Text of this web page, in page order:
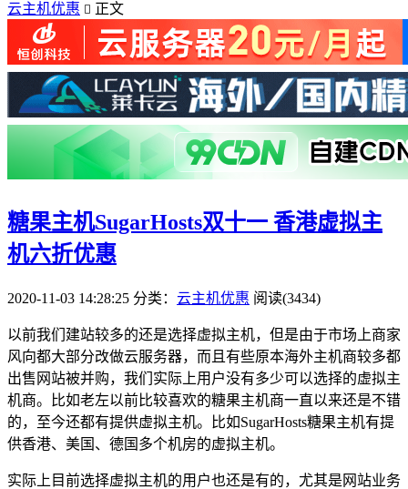
云主机优惠  正文
糖果主机SugarHosts双十一 香港虚拟主
机六折优惠
2020-11-03 14:28:25 分类： 云主机优惠 阅读(3434)
以前我们建站较多的还是选择虚拟主机，但是由于市场上商家
风向都大部分改做云服务器，而且有些原本海外主机商较多都
出售网站被并购，我们实际上用户没有多少可以选择的虚拟主
机商。比如老左以前比较喜欢的糖果主机商一直以来还是不错
的，至今还都有提供虚拟主机。比如SugarHosts糖果主机有提
供香港、美国、德国多个机房的虚拟主机。
实际上目前选择虚拟主机的用户也还是有的，尤其是网站业务